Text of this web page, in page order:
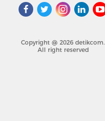
Copyright @ 2026 detikcom.
All right reserved